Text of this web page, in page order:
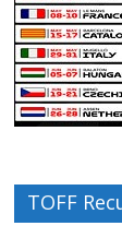
TOFF